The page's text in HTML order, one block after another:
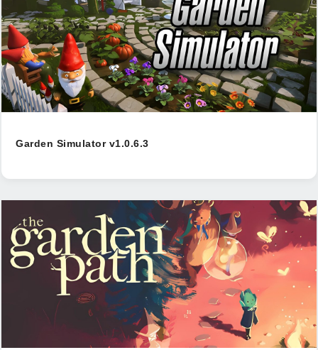
Garden Simulator v1.0.6.3